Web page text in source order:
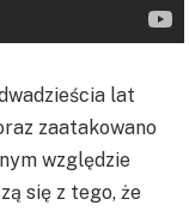
lat
zaatakowano
względzie
się z tego, że